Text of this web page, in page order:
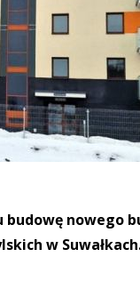
budowę nowego
w